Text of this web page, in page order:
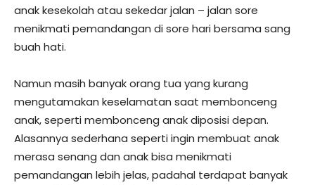
anak kesekolah atau sekedar jalan – jalan sore
menikmati pemandangan di sore hari bersama sang
buah hati.
Namun masih banyak orang tua yang kurang
mengutamakan keselamatan saat membonceng
anak, seperti membonceng anak diposisi depan.
Alasannya sederhana seperti ingin membuat anak
merasa senang dan anak bisa menikmati
pemandangan lebih jelas, padahal terdapat banyak